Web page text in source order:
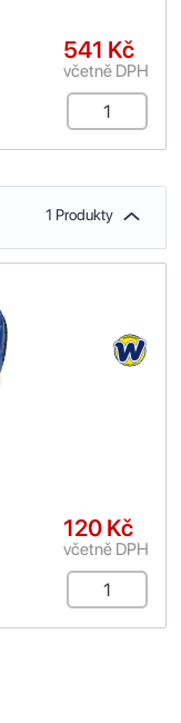
541 Kč
včetně DPH
1 Produkty
120 Kč
včetně DPH